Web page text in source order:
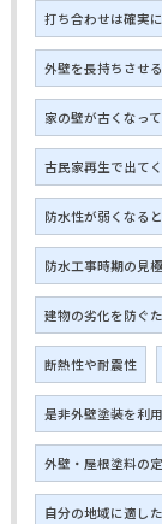
打ち合わせは確実に
外壁を長持ちさせ
家の壁が古くなっ
古民家再生で出て
防水性が弱くなる
防水工事時期の見
建物の劣化を防ぐ
断熱性や耐震性
是非外壁塗装を利用
外壁・屋根塗料の
自分の地域に適し